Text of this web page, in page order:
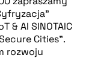
& AI SINOTAIC
Cities”.
rozwoju